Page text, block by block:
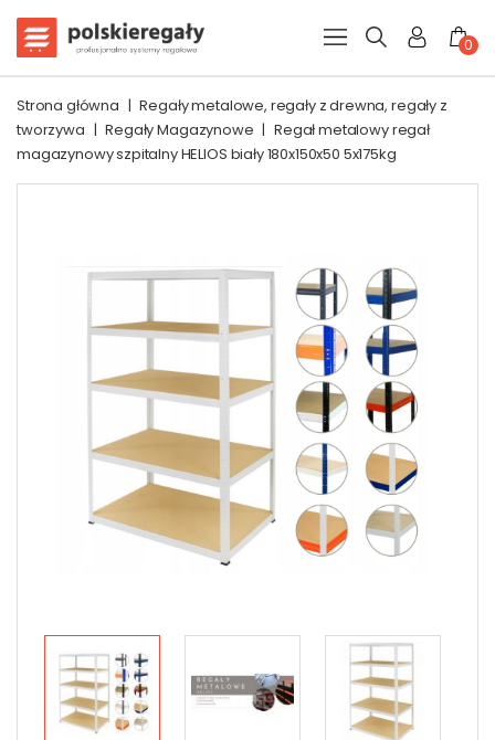
0
Strona główna | Regały metalowe, regały z drewna, regały z
tworzywa | Regały Magazynowe | Regał metalowy regał
magazynowy szpitalny HELIOS biały 180x150x50 5x175kg